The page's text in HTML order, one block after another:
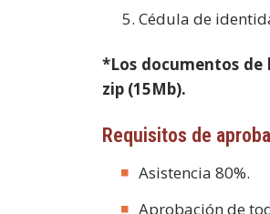
Cédula de
*Los documentos
zip (15Mb).
Requisitos de
Asistencia 80%.
Aprobación de